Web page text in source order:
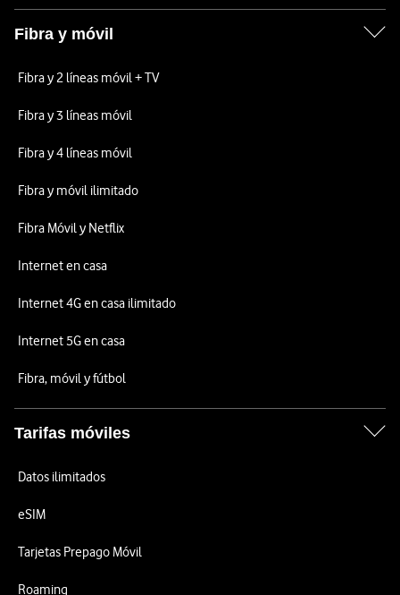
Fibra y móvil
Fibra y 2 líneas móvil + TV
Fibra y 3 líneas móvil
Fibra y 4 líneas móvil
Fibra y móvil ilimitado
Fibra Móvil y Netflix
Internet en casa
Internet 4G en casa ilimitado
Internet 5G en casa
Fibra, móvil y fútbol
Tarifas móviles
Datos ilimitados
eSIM
Tarjetas Prepago Móvil
Roaming